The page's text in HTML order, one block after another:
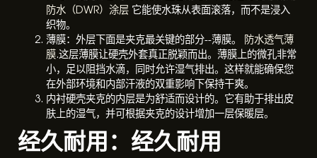
防水（DWR）涂层 它能使水珠从表面滚落，而不是浸入
织物。
薄膜：外层下面是夹克最关键的部分--薄膜。 防水透气薄
膜.这层薄膜让硬壳外套真正脱颖而出。薄膜上的微孔非常
小，足以阻挡水滴，同时允许湿气排出。这样就能确保您
在外部环境和内部汗液的双重影响下保持干爽。
内衬硬壳夹克的内层是为舒适而设计的。它有助于排出皮
肤上的湿气，并可根据夹克的设计增加一层保暖层。
经久耐用：经久耐用